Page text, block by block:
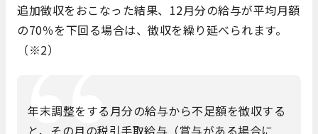
追加徴収をおこなった結果、12月分の給与が平均月額
の70％を下回る場合は、徴収を繰り延べられます。
（※2）
年末調整をする月分の給与から不足額を徴収する
と、その月の税引手取給与（賞与がある場合に